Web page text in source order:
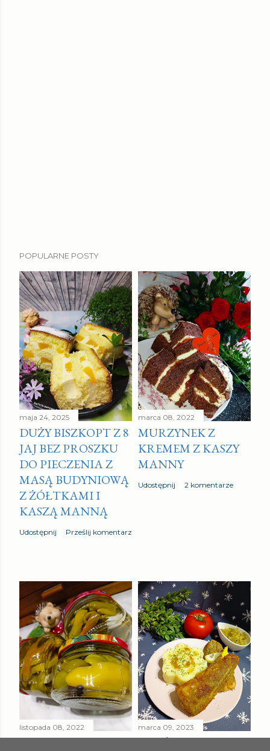
POPULARNE POSTY
maja 24, 2025
DUŻY BISZKOPT Z 8
JAJ BEZ PROSZKU
DO PIECZENIA Z
MASĄ BUDYNIOWĄ
Z ŻÓŁTKAMI I
KASZĄ MANNĄ
Udostępnij Prześlij komentarz
marca 08, 2022
MURZYNEK Z
KREMEM Z KASZY
MANNY
Udostępnij 2 komentarze
listopada 08, 2022
PAPRYKA ZIELONA
marca 09, 2023
SMAŻONY